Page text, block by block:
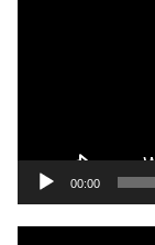
00:00